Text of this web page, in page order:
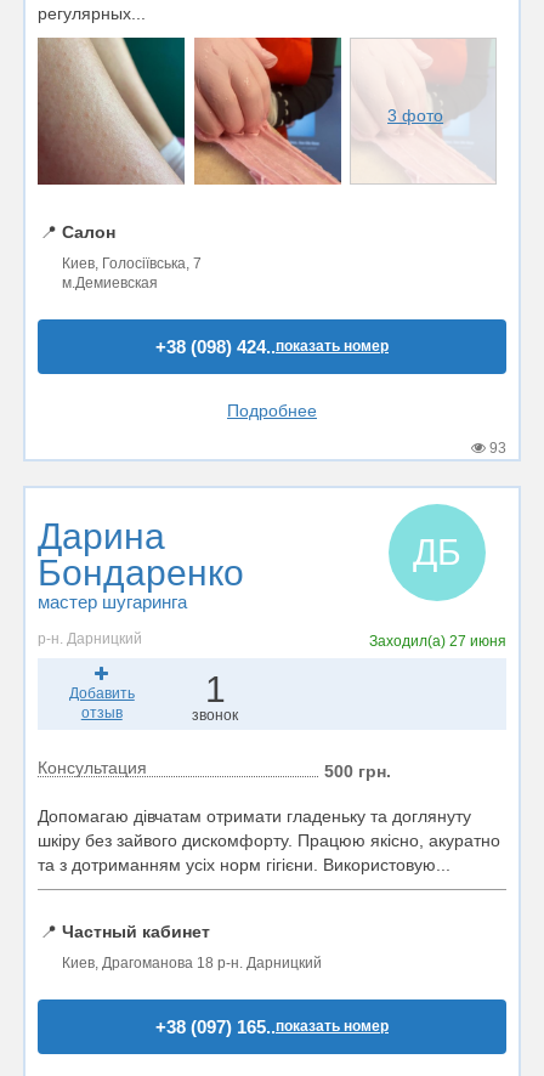
регулярных...
3 фото
📍 Салон
Киев, Голосіївська, 7
м.Демиевская
+38 (098) 424..показать номер
Подробнее
93
Дарина
Бондаренко
мастер шугаринга
ДБ
р-н. Дарницкий Заходил(а) 27 июня
Добавить
отзыв
1
звонок
Консультация 500 грн.
Допомагаю дівчатам отримати гладеньку та доглянуту
шкіру без зайвого дискомфорту. Працюю якісно, акуратно
та з дотриманням усіх норм гігієни. Використовую...
📍 Частный кабинет
Киев, Драгоманова 18 р-н. Дарницкий
+38 (097) 165..показать номер